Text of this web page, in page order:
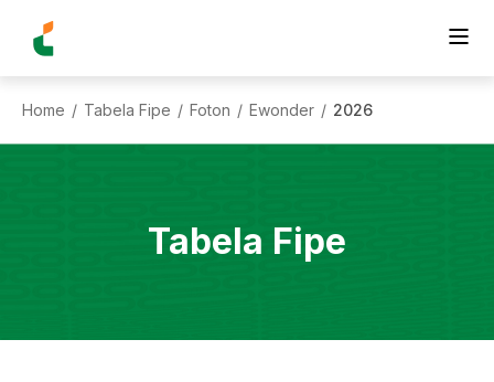
Home / Tabela Fipe / Foton / Ewonder / 2026
Tabela Fipe